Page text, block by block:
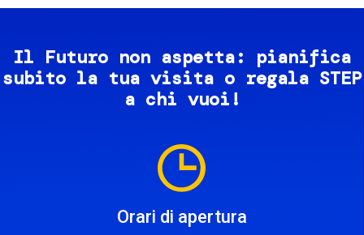
Il Futuro non aspetta: pianifica
subito la tua visita o regala STEP
a chi vuoi!
Orari di apertura